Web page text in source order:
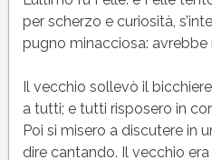
per scherzo e curiosità,
pugno minacciosa:
Il vecchio sollevò il
a tutti; e tutti risposero in
Poi si misero a discutere in
dire cantando. Il vecchio